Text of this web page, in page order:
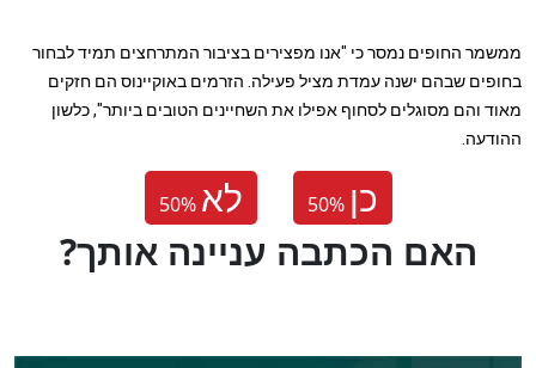
ממשמר החופים נמסר כי "אנו מפצירים בציבור המתרחצים תמיד לבחור
בחופים שבהם ישנה עמדת מציל פעילה. הזרמים באוקיינוס הם חזקים
מאוד והם מסוגלים לסחוף אפילו את השחיינים הטובים ביותר", כלשון
ההודעה.
50% לא 50% כן
?האם הכתבה עניינה אותך